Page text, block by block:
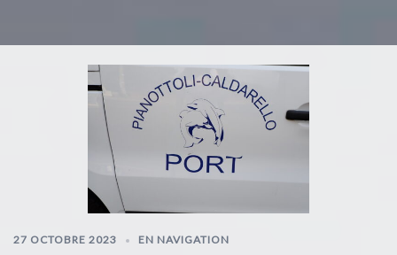
27 OCTOBRE 2023 EN NAVIGATION